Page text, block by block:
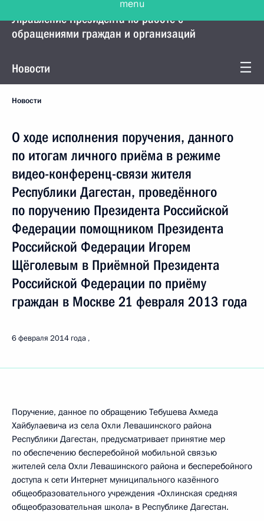
Управление Президента по работе с
обращениями граждан и организаций
Новости
Новости
О ходе исполнения поручения, данного
по итогам личного приёма в режиме
видео-конференц-связи жителя
Республики Дагестан, проведённого
по поручению Президента Российской
Федерации помощником Президента
Российской Федерации Игорем
Щёголевым в Приёмной Президента
Российской Федерации по приёму
граждан в Москве 21 февраля 2013 года
6 февраля 2014 года
Поручение, данное по обращению Тебушева Ахмеда
Хайбулаевича из села Охли Левашинского района
Республики Дагестан, предусматривает принятие мер
по обеспечению бесперебойной мобильной связью
жителей села Охли Левашинского района и бесперебойного
доступа к сети Интернет муниципального казённого
общеобразовательного учреждения «Охлинская средняя
общеобразовательная школа» в Республике Дагестан.